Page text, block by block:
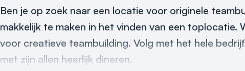
Ben je op zoek naar een locatie voor originele
makkelijk te maken in het vinden van een
voor creatieve teambuilding. Volg met het hele
met zijn allen heerlijk dineren.